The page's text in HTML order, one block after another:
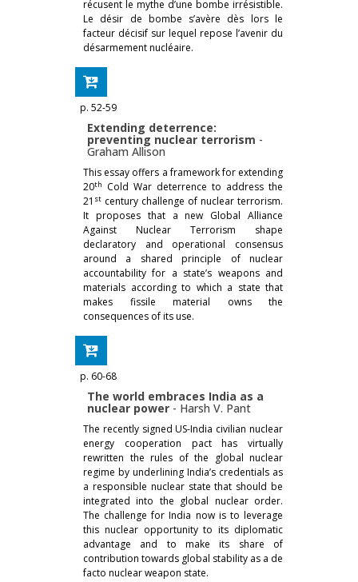
récusent le mythe d’une bombe irrésistible.
Le désir de bombe s’avère dès lors le
facteur décisif sur lequel repose l’avenir du
désarmement nucléaire.
p. 52-59
Extending deterrence:
preventing nuclear terrorism -
Graham Allison
This essay offers a framework for extending
20th
Cold War deterrence to address the
21 st century challenge of nuclear terrorism.
It proposes that a new Global Alliance
Against Nuclear Terrorism shape
declaratory and operational consensus
around a shared principle of nuclear
accountability for a state’s weapons and
materials according to which a state that
makes fissile material owns the
consequences of its use.
p. 60-68
The world embraces India as a
nuclear power - Harsh V. Pant
The recently signed US-India civilian nuclear
energy cooperation pact has virtually
rewritten the rules of the global nuclear
regime by underlining India’s credentials as
a responsible nuclear state that should be
integrated into the global nuclear order.
The challenge for India now is to leverage
this nuclear opportunity to its diplomatic
advantage and to make its share of
contribution towards global stability as a de
facto nuclear weapon state.